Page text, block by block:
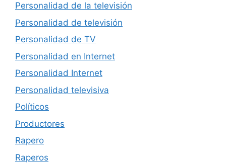
Personalidad de la televisión
Personalidad de televisión
Personalidad de TV
Personalidad en Internet
Personalidad Internet
Personalidad televisiva
Políticos
Productores
Rapero
Raperos